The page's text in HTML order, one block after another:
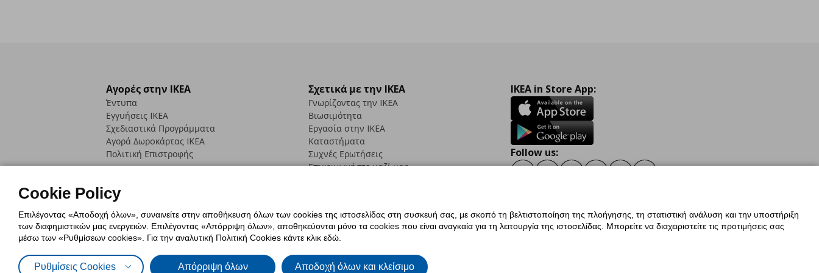
Αγορές στην IKEA
Έντυπα
Εγγυήσεις IKEA
Σχεδιαστικά Προγράμματα
Αγορά Δωρoκάρτας IKEA
Πολιτική Επιστροφής
Σχετικά με την IKEA
Γνωρίζοντας την IKEA
Βιωσιμότητα
Εργασία στην IKEA
Καταστήματα
Συχνές Ερωτήσεις
Επικοινωνήστε μαζί μας
IKEA in Store App:
Follow us:
Πολιτική Cookies Δήλωση ψηφιακής προσβασιμότητας
Γενική Πολιτική Προσωπικών Δεδομένων
Cookie Policy
Επιλέγοντας «Αποδοχή όλων», συναινείτε στην αποθήκευση όλων των cookies της ιστοσελίδας στη συσκευή σας, με σκοπό τη βελτιστοποίηση της πλοήγησης, τη στατιστική ανάλυση και την υποστήριξη
των διαφημιστικών μας ενεργειών. Επιλέγοντας «Απόρριψη όλων», αποθηκεύονται μόνο τα cookies που είναι αναγκαία για τη λειτουργία της ιστοσελίδας. Μπορείτε να διαχειριστείτε τις προτιμήσεις σας
μέσω των «Ρυθμίσεων cookies». Για την αναλυτική Πολιτική Cookies κάντε κλικ εδώ.
Ρυθμίσεις Cookies Απόρριψη όλων Αποδοχή όλων και κλείσιμο